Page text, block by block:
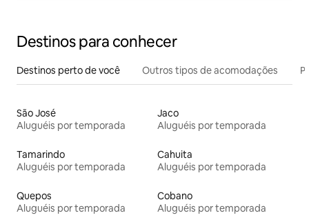
Destinos para conhecer
Destinos perto de você Outros tipos de acomodações
São José
Aluguéis por temporada
Jaco
Aluguéis por temporada
Tamarindo
Aluguéis por temporada
Cahuita
Aluguéis por temporada
Quepos
Aluguéis por temporada
Cobano
Aluguéis por temporada